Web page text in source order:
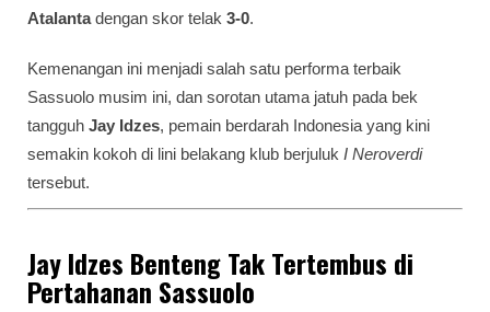
Atalantadengan skor telak 3-0.
Kemenangan ini menjadi salah satu performa terbaik
Sassuolo musim ini, dan sorotan utama jatuh pada bek
tangguh Jay Idzes, pemain berdarah Indonesia yang kini
semakin kokoh di lini belakang klub berjuluk I Neroverdi
tersebut.
Jay Idzes Benteng Tak Tertembus di
Pertahanan Sassuolo